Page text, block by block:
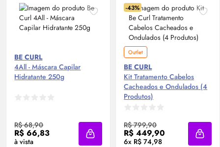
BE CURL
4All - Máscara Capilar
Hidratante 250g
R$ 68,90
R$ 66,83
à vista Adicionar à sacola
-43%
Outlet
BE CURL
Kit Tratamento Cabelos
Cacheados e Ondulados (4
Produtos)
R$ 799,90
R$ 449,90
6x R$ 74,98